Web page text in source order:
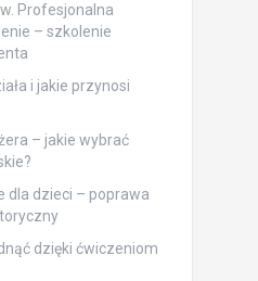
Profesjonalna
– szkolenie
i jakie przynosi
– jakie wybrać
dla dzieci – poprawa
dzięki ćwiczeniom